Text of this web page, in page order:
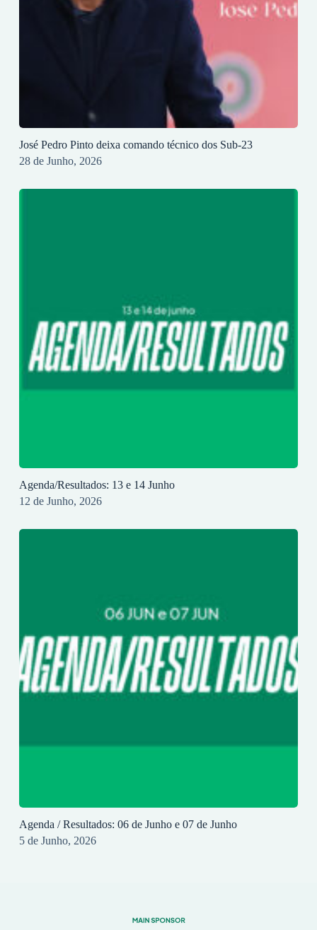
José Pedro Pinto deixa comando técnico dos Sub-23
28 de Junho, 2026
Agenda/Resultados: 13 e 14 Junho
12 de Junho, 2026
Agenda / Resultados: 06 de Junho e 07 de Junho
5 de Junho, 2026